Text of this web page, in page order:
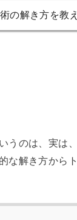
の解き方を教
うのは、実は
な解き方から